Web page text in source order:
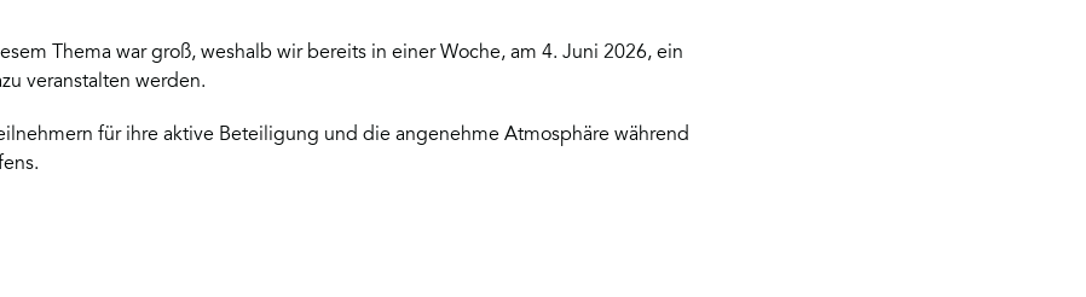
Thema war groß, weshalb wir bereits in einer Woche, am 4. Juni 2026, ein
veranstalten werden.
für ihre aktive Beteiligung und die angenehme Atmosphäre während